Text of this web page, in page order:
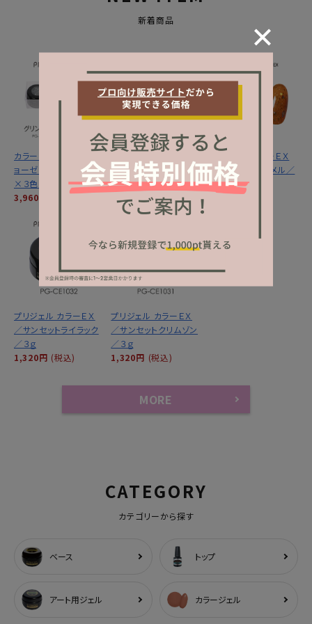
新着商品
カラーＥＸ／グリントジ
ョーゼットシリーズ３ｇ
×３色セット
3,960円
(税込)
カラーＥＸ／サンセット
ミラージュシリーズ ３
ｇ×３色セット
3,960円
(税込)
プリジェル カラーＥＸ
／サンセットキャメル／
３ｇ
1,320円 (税込)
プリジェル カラーＥＸ
／サンセットライラック
／３ｇ
1,320円 (税込)
プリジェル カラーＥＸ
／サンセットクリムゾン
／３ｇ
1,320円 (税込)
MORE
CATEGORY
カテゴリーから探す
ベース トップ
アート用ジェル カラージェル